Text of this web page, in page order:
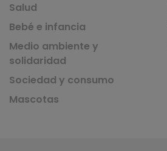
Salud
Bebé e infancia
Medio ambiente y
solidaridad
Sociedad y consumo
Mascotas